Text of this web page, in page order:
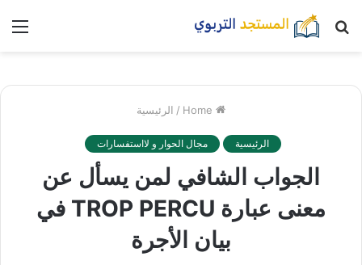
بحث
/ الرئيسية
الرئيسية مجال الحوار و لااستفسارات
الجواب الشافي لمن يسأل عن
معنى عبارة TROP PERCU في
بيان الأجرة